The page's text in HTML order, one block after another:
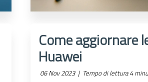
Come aggiornare
Huawei
06 Nov 2023 | Tempo di lettura 4